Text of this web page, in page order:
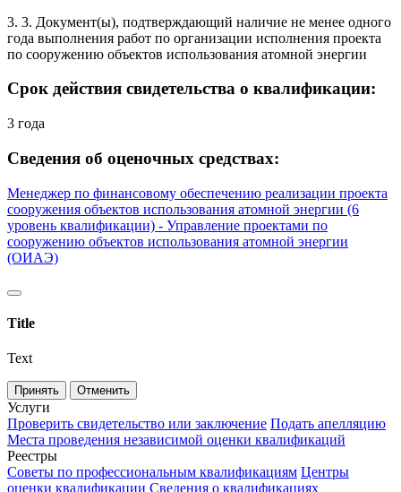
3. 3. Документ(ы), подтверждающий наличие не менее одного
года выполнения работ по организации исполнения проекта
по сооружению объектов использования атомной энергии
Срок действия свидетельства о квалификации:
3 года
Сведения об оценочных средствах:
Менеджер по финансовому обеспечению реализации проекта
сооружения объектов использования атомной энергии (6
уровень квалификации) - Управление проектами по
сооружению объектов использования атомной энергии
(ОИАЭ)
Title
Text
Принять Отменить
Услуги
Проверить свидетельство или заключение Подать апелляцию
Места проведения независимой оценки квалификаций
Реестры
Советы по профессиональным квалификациям Центры
оценки квалификации Сведения о квалификациях